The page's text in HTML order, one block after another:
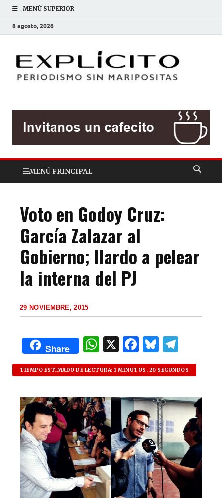
MENÚ SUPERIOR
8 agosto, 2026
MENÚ PRINCIPAL
Voto en Godoy Cruz:
García Zalazar al
Gobierno; Ilardo a pelear
la interna del PJ
29 NOVIEMBRE, 2015
Share
W
h
at
s
A
p
p
X F
a
c
e
b
o
o
k
B
lu
es
k
y
el
e
g
ra
m
TIEMPO ESTIMADO DE LECTURA: 1 MINUTOS, 20 SEGUNDOS